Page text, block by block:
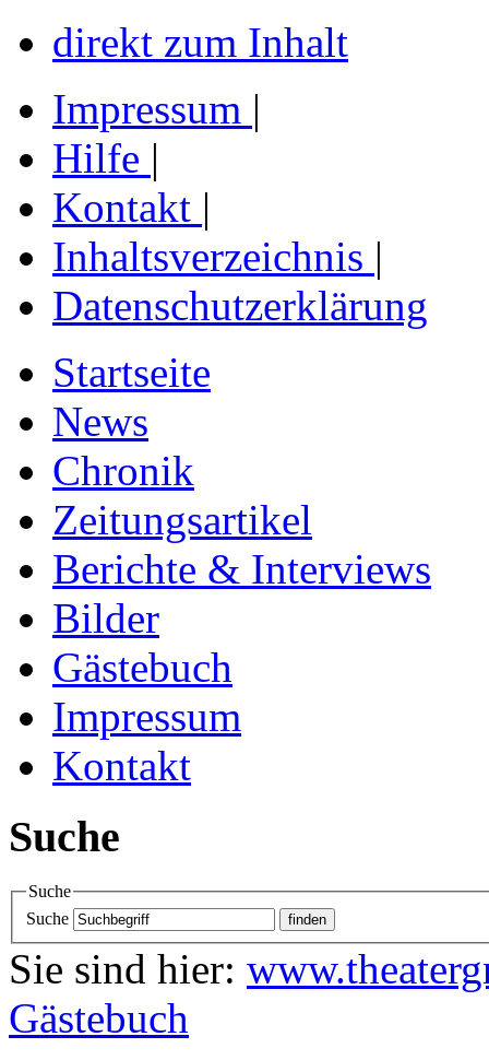
direkt zum Inhalt
Impressum |
Hilfe |
Kontakt |
Inhaltsverzeichnis |
Datenschutzerklärung
Startseite
News
Chronik
Zeitungsartikel
Berichte & Interviews
Bilder
Gästebuch
Impressum
Kontakt
Suche
Suche
Suche
Sie sind hier:
Gästebuch